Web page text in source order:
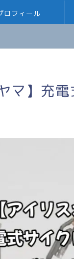
ロフィール
マ】充